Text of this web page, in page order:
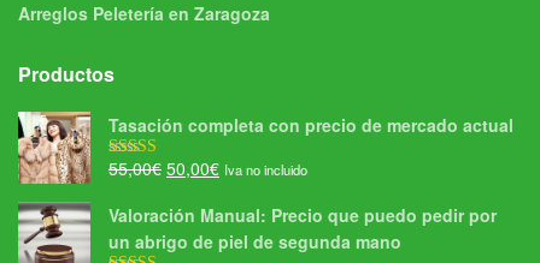
Arreglos Peletería en Zaragoza
Productos
Tasación completa con precio de mercado actual
Valorado con
55,00€ El
original
era:
50,00€El
actual
es:
Iva no incluido
Valoración Manual: Precio que puedo pedir por
un abrigo de piel de segunda mano